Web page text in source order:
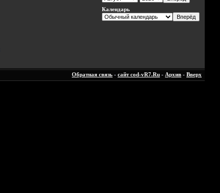
Календарь
Обратная связь - сайт cod-vR7.Ru - Архив - Вверх